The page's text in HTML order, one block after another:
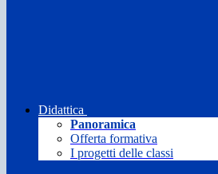
Didattica
Panoramica
Offerta formativa
I progetti delle classi